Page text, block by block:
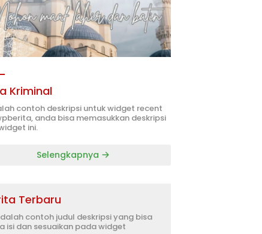
Kriminal
contoh deskripsi untuk widget recent
anda bisa memasukkan deskripsi
ini.
Selengkapnya
Terbaru
contoh judul deskripsi yang bisa
isi dan sesuaikan pada widget